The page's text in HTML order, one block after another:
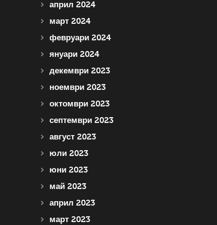
април 2024
март 2024
февруари 2024
януари 2024
декември 2023
ноември 2023
октомври 2023
септември 2023
август 2023
юли 2023
юни 2023
май 2023
април 2023
март 2023